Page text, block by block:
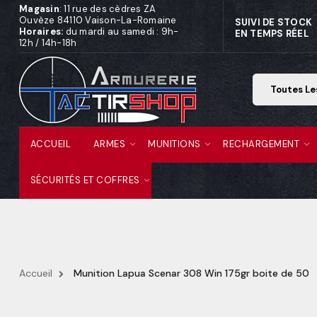
Magasin: 11 rue des cèdres ZA
Ouvèze 84110 Vaison-La-Romaine
Horaires: du mardi au samedi : 9h-
12h / 14h-18h
SUIVI DE STOCK
EN TEMPS RÉEL
ACCUEIL ARMES MUNITIONS RECHARGEMENT
SÉCURITÉS ET COFFRES
Accueil Munition Lapua Scenar 308 Win 175gr boite de 50